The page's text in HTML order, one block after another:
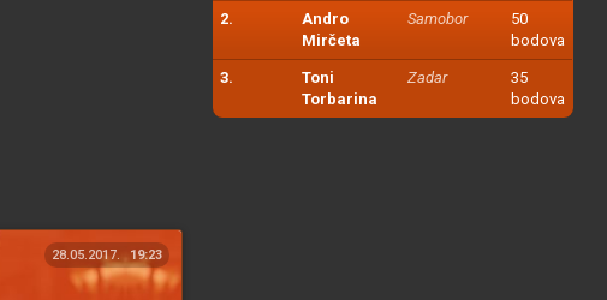
2.
Andro
Mirčeta
Samobor
50
bodova
3.
Toni
Torbarina
Zadar
35
bodova
28.05.2017. 19:23